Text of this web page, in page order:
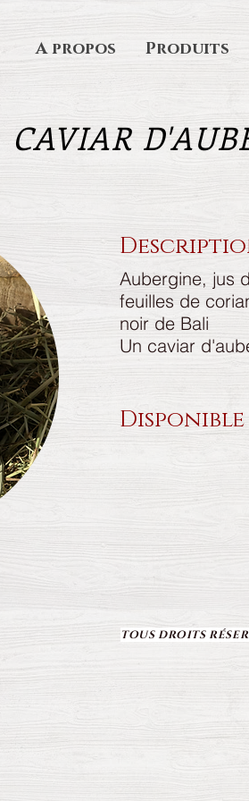
A propos Produits
CAVIAR
Aubergine, jus
feuilles de
noir de Bali
Un caviar
TOUS DROITS